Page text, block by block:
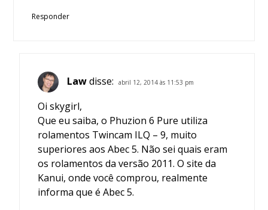
Responder
Law disse: abril 12, 2014 às 11:53 pm
Oi skygirl,
Que eu saiba, o Phuzion 6 Pure utiliza
rolamentos Twincam ILQ – 9, muito
superiores aos Abec 5. Não sei quais eram
os rolamentos da versão 2011. O site da
Kanui, onde você comprou, realmente
informa que é Abec 5.